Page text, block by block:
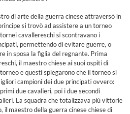
di arte della guerra cinese attraversò in
si trovò ad assistere a un torneo
cavallereschi si scontravano i
permettendo di evitare guerre, o
in sposa la figlia del regnante. Prima
il maestro chiese ai suoi ospiti di
e questi spiegarono che il torneo si
campioni dei due principati ovvero:
due cavalieri, poi i due secondi
La squadra che totalizzava più vittorie
il maestro della guerra cinese chiese di